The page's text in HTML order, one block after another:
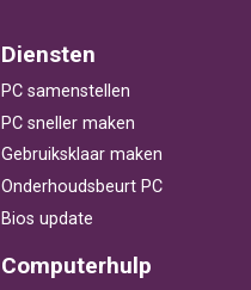
Diensten
PC samenstellen
PC sneller maken
Gebruiksklaar maken
Onderhoudsbeurt PC
Bios update
Computerhulp